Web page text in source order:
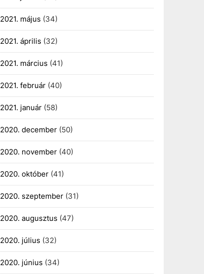
2021. május (34)
2021. április (32)
2021. március (41)
2021. február(40)
2021. január(58)
2020. december(50)
2020. november(40)
2020. október(41)
2020. szeptember(31)
2020. augusztus (47)
2020. július (32)
2020. június (34)